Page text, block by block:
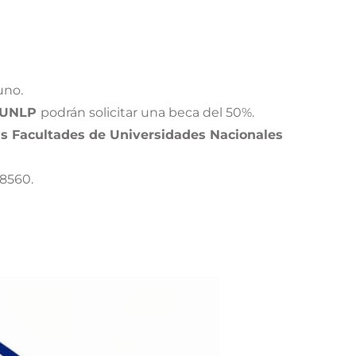
podrán solicitar una beca del 50%.
Facultades de Universidades Nacionales